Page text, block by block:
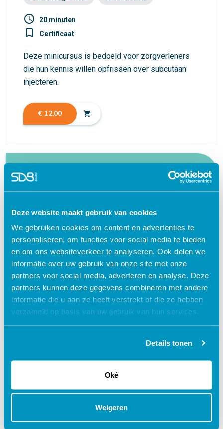
Deze website maakt gebruik van cookies
We gebruiken cookies om content en advertenties te
personaliseren, om functies voor social media te bieden
en om ons websiteverkeer te analyseren. Ook delen we
informatie over uw gebruik van onze site met onze
partners voor social media, adverteren en analyse. Deze
partners kunnen deze gegevens combineren met andere
informatie die u aan ze heeft verstrekt of die ze hebben
verzameld op basis van uw gebruik van hun services.
Details tonen
Oké
Weigeren
access_time 20 minuten
turned_in_not Certificaat
Deze minicursus is bedoeld voor zorgverleners
die hun kennis willen opfrissen over subcutaan
injecteren.
€ 12,00 shopping_cart
Waarom kiezen voor deze
e-learning?
Praktijkgericht – ontwikkeld samen met
zorgprofessionals
Interactieve en aantrekkelijke leermethoden
24/7 toegang tot lesmateriaal
Accreditatiepunten worden automatisch
bijgeschreven
Gerelateerde cursussen